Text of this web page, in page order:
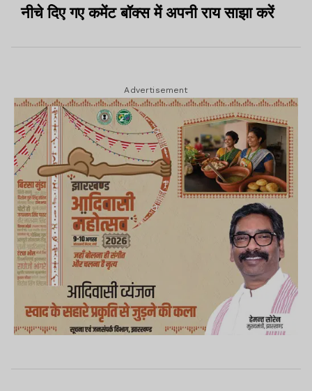
नीचे दिए गए कमेंट बॉक्स में अपनी राय साझा करें
Advertisement